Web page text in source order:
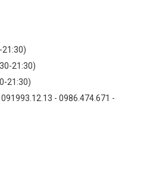
21:30)
21:30)
21:30)
- 0986.474.671 -